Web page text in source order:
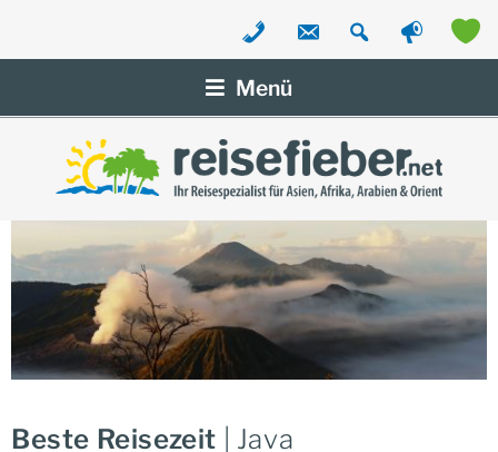
Zum
Menü
Beste Reisezeit | Java